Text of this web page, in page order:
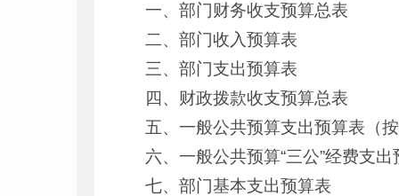
一、部门财务收支预算总表
二、部门收入预算表
三、部门支出预算表
四、财政拨款收支预算总表
五、一般公共预算支出预算表（
六、一般公共预算“三公”经费支出
七、部门基本支出预算表